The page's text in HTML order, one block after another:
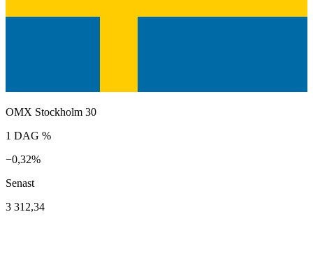
OMX Stockholm 30
1 DAG %
−0,32%
Senast
3 312,34